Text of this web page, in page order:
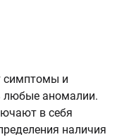
симптомы и
любые аномалии.
в себя
наличия